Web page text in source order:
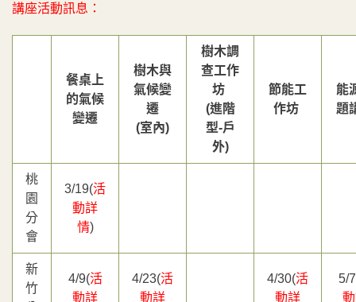
講座活動訊息：
餐桌上
的氣候
變遷
樹木與
氣候變
遷
(室內)
樹木調
查工作
坊
(進階
型-戶
外)
節能工
作坊
能
題
桃
園
分
會
3/19(活
動詳
情)
新
竹
4/9(活
動詳
4/23(活
動詳
4/30(活
動詳
5/